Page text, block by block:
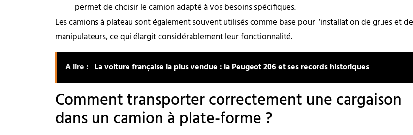
permet de choisir le camion adapté à vos besoins spécifiques.
Les camions à plateau sont également souvent utilisés comme base pour l’installation de grues et de
manipulateurs, ce qui élargit considérablement leur fonctionnalité.
A lire : La voiture française la plus vendue : la Peugeot 206 et ses records historiques
Comment transporter correctement une cargaison
dans un camion à plate-forme ?